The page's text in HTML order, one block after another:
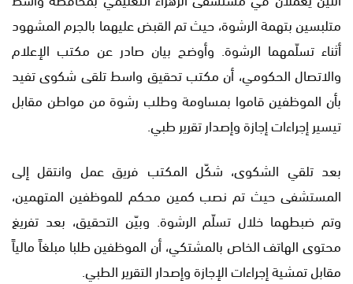
متلبسين بتهمة الرشوة، حيث تم القبض عليهما بالجرم المشهود
أثناء تسلّمهما الرشوة. وأوضح بيان صادر عن مكتب الإعلام
والاتصال الحكومي، أن مكتب تحقيق واسط تلقى شكوى تفيد
بأن الموظفين قاموا بمساومة وطلب رشوة من مواطن مقابل
تيسير إجراءات إجازة وإصدار تقرير طبي.
بعد تلقي الشكوى، شكّل المكتب فريق عمل وانتقل إلى
المستشفى حيث تم نصب كمين محكم للموظفين المتهمين،
وتم ضبطهما خلال تسلّم الرشوة. وبيّن التحقيق، بعد تفريغ
محتوى الهاتف الخاص بالمشتكي، أن الموظفين طلبا مبلغاً مالياً
مقابل تمشية إجراءات الإجازة وإصدار التقرير الطبي.